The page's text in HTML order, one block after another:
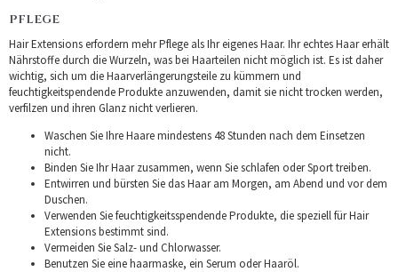
PFLEGE
Hair Extensions erfordern mehr Pflege als Ihr eigenes Haar. Ihr echtes Haar erhält
Nährstoffe durch die Wurzeln, was bei Haarteilen nicht möglich ist. Es ist daher
wichtig, sich um die Haarverlängerungsteile zu kümmern und
feuchtigkeitspendende Produkte anzuwenden, damit sie nicht trocken werden,
verfilzen und ihren Glanz nicht verlieren.
Waschen Sie Ihre Haare mindestens 48 Stunden nach dem Einsetzen
nicht.
Binden Sie Ihr Haar zusammen, wenn Sie schlafen oder Sport treiben.
Entwirren und bürsten Sie das Haar am Morgen, am Abend und vor dem
Duschen.
Verwenden Sie feuchtigkeitsspendende Produkte, die speziell für Hair
Extensions bestimmt sind.
Vermeiden Sie Salz- und Chlorwasser.
Benutzen Sie eine haarmaske, ein Serum oder Haaröl.